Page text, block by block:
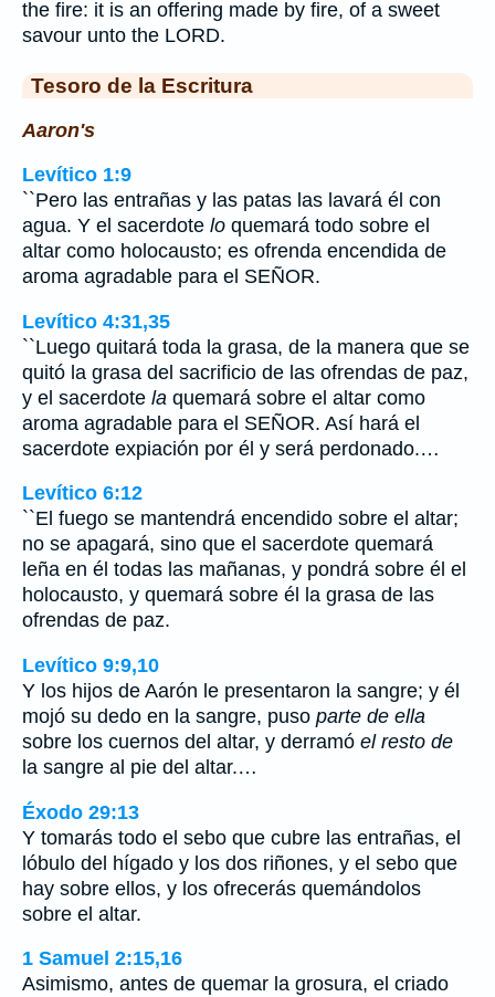
the fire: it is an offering made by fire, of a sweet
savour unto the LORD.
Tesoro de la Escritura
Aaron's
Levítico 1:9
``Pero las entrañas y las patas las lavará él con
agua. Y el sacerdote lo quemará todo sobre el
altar como holocausto; es ofrenda encendida de
aroma agradable para el SEÑOR.
Levítico 4:31,35
``Luego quitará toda la grasa, de la manera que se
quitó la grasa del sacrificio de las ofrendas de paz,
y el sacerdote la quemará sobre el altar como
aroma agradable para el SEÑOR. Así hará el
sacerdote expiación por él y será perdonado.…
Levítico 6:12
``El fuego se mantendrá encendido sobre el altar;
no se apagará, sino que el sacerdote quemará
leña en él todas las mañanas, y pondrá sobre él el
holocausto, y quemará sobre él la grasa de las
ofrendas de paz.
Levítico 9:9,10
Y los hijos de Aarón le presentaron la sangre; y él
mojó su dedo en la sangre, puso parte de ella
sobre los cuernos del altar, y derramó el resto de
la sangre al pie del altar.…
Éxodo 29:13
Y tomarás todo el sebo que cubre las entrañas, el
lóbulo del hígado y los dos riñones, y el sebo que
hay sobre ellos, y los ofrecerás quemándolos
sobre el altar.
1 Samuel 2:15,16
Asimismo, antes de quemar la grosura, el criado